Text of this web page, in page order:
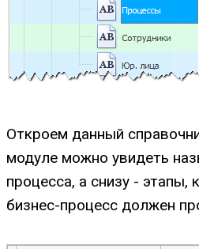
Откроем данный
модуле можно увидеть
процесса, а снизу - этапы,
бизнес-процесс должен